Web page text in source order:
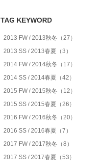
TAG KEYWORD
2013 FW / 2013秋冬（27）
2013 SS / 2013春夏（3）
2014 FW / 2014秋冬（17）
2014 SS / 2014春夏（42）
2015 FW / 2015秋冬（12）
2015 SS / 2015春夏（26）
2016 FW / 2016秋冬（20）
2016 SS / 2016春夏（7）
2017 FW / 2017秋冬（8）
2017 SS / 2017春夏（53）